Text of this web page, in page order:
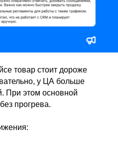
товар стоит дороже
у ЦА больше
При этом основной
прогрева.